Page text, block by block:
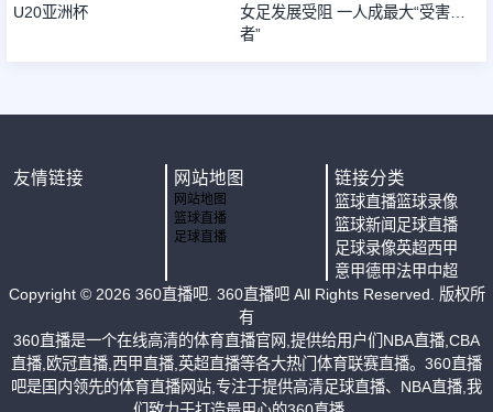
U20亚洲杯
女足发展受阻 一人成最大“受害
者”
友情链接 网站地图
网站地图
篮球直播
足球直播
链接分类
篮球直播篮球录像
篮球新闻 足球直播
足球录像英超西甲
意甲德甲法甲中超
Copyright © 2026 360直播吧. 360直播吧 All Rights Reserved. 版权所
有
360直播是一个在线高清的体育直播官网,提供给用户们NBA直播,CBA
直播,欧冠直播,西甲直播,英超直播等各大热门体育联赛直播。360直播
吧是国内领先的体育直播网站,专注于提供高清足球直播、NBA直播,我